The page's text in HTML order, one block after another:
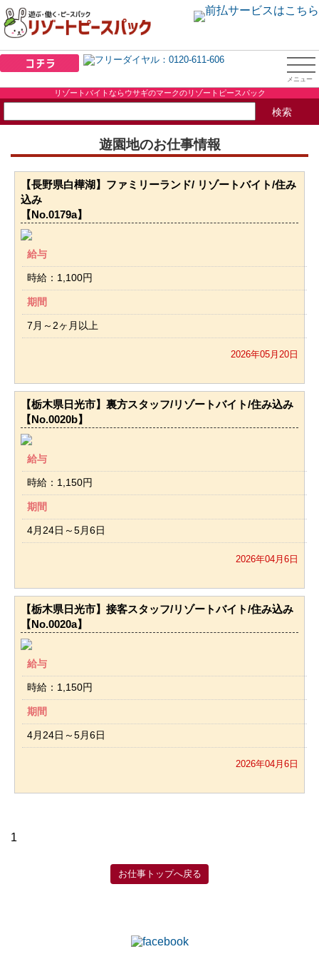
リゾートバイトならウサギのマークのリゾートピースパック
遊園地のお仕事情報
【長野県白樺湖】ファミリーランド/ リゾートバイト/住み
込み
【No.0179a】
給与
時給：1,100円
期間
7月～2ヶ月以上
2026年05月20日
【栃木県日光市】裏方スタッフ/リゾートバイト/住み込み
【No.0020b】
給与
時給：1,150円
期間
4月24日～5月6日
2026年04月6日
【栃木県日光市】接客スタッフ/リゾートバイト/住み込み
【No.0020a】
給与
時給：1,150円
期間
4月24日～5月6日
2026年04月6日
1
お仕事トップへ戻る